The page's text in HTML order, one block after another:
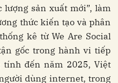
lượng sản xuất mới”, làm
thức kiến tạo và phân
kê từ We Are Social
gốc trong hành vi tiếp
tính đến năm 2025, Việt
dùng internet, trong